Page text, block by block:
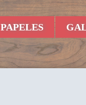
PAPELES